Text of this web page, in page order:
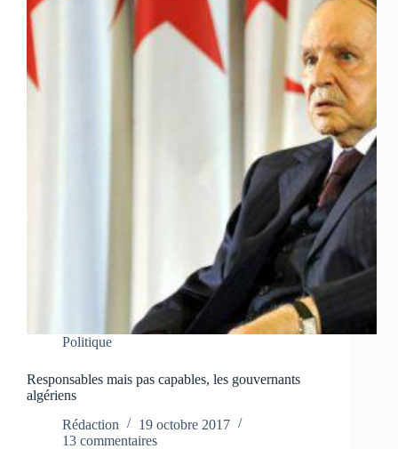
Politique
Responsables mais pas capables, les gouvernants
algériens
Rédaction
19 octobre 2017
13 commentaires